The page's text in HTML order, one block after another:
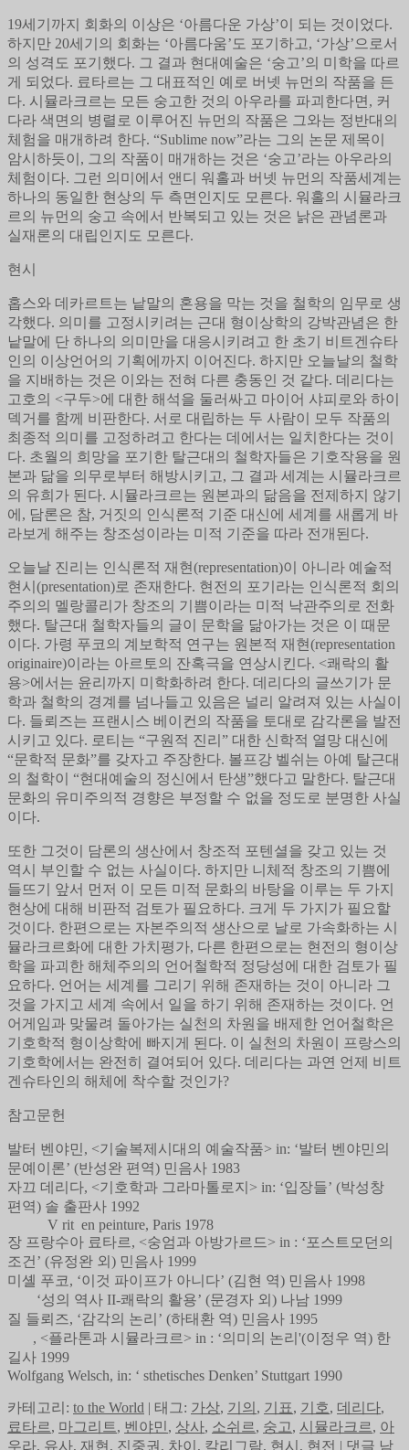
19세기까지 회화의 이상은 ‘아름다운 가상’이 되는 것이었다.
하지만 20세기의 회화는 ‘아름다움’도 포기하고, ‘가상’으로서
의 성격도 포기했다. 그 결과 현대예술은 ‘숭고’의 미학을 따르
게 되었다. 료타르는 그 대표적인 예로 버넷 뉴먼의 작품을 든
다. 시뮬라크르는 모든 숭고한 것의 아우라를 파괴한다면, 커
다라 색면의 병렬로 이루어진 뉴먼의 작품은 그와는 정반대의
체험을 매개하려 한다. “Sublime now”라는 그의 논문 제목이
암시하듯이, 그의 작품이 매개하는 것은 ‘숭고’라는 아우라의
체험이다. 그런 의미에서 앤디 워홀과 버넷 뉴먼의 작품세계는
하나의 동일한 현상의 두 측면인지도 모른다. 워홀의 시뮬라크
르의 뉴먼의 숭고 속에서 반복되고 있는 것은 낡은 관념론과
실재론의 대립인지도 모른다.
현시
홉스와 데카르트는 낱말의 혼용을 막는 것을 철학의 임무로 생
각했다. 의미를 고정시키려는 근대 형이상학의 강박관념은 한
낱말에 단 하나의 의미만을 대응시키려고 한 초기 비트겐슈타
인의 이상언어의 기획에까지 이어진다. 하지만 오늘날의 철학
을 지배하는 것은 이와는 전혀 다른 충동인 것 같다. 데리다는
고호의 <구두>에 대한 해석을 둘러싸고 마이어 샤피로와 하이
덱거를 함께 비판한다. 서로 대립하는 두 사람이 모두 작품의
최종적 의미를 고정하려고 한다는 데에서는 일치한다는 것이
다. 초월의 희망을 포기한 탈근대의 철학자들은 기호작용을 원
본과 닮을 의무로부터 해방시키고, 그 결과 세계는 시뮬라크르
의 유희가 된다. 시뮬라크르는 원본과의 닮음을 전제하지 않기
에, 담론은 참, 거짓의 인식론적 기준 대신에 세계를 새롭게 바
라보게 해주는 창조성이라는 미적 기준을 따라 전개된다.
오늘날 진리는 인식론적 재현(representation)이 아니라 예술적
현시(presentation)로 존재한다. 현전의 포기라는 인식론적 회의
주의의 멜랑콜리가 창조의 기쁨이라는 미적 낙관주의로 전화
했다. 탈근대 철학자들의 글이 문학을 닮아가는 것은 이 때문
이다. 가령 푸코의 계보학적 연구는 원본적 재현(representation
originaire)이라는 아르토의 잔혹극을 연상시킨다. <쾌락의 활
용>에서는 윤리까지 미학화하려 한다. 데리다의 글쓰기가 문
학과 철학의 경계를 넘나들고 있음은 널리 알려져 있는 사실이
다. 들뢰즈는 프랜시스 베이컨의 작품을 토대로 감각론을 발전
시키고 있다. 로티는 “구원적 진리” 대한 신학적 열망 대신에
“문학적 문화”를 갖자고 주장한다. 볼프강 벨쉬는 아예 탈근대
의 철학이 “현대예술의 정신에서 탄생”했다고 말한다. 탈근대
문화의 유미주의적 경향은 부정할 수 없을 정도로 분명한 사실
이다.
또한 그것이 담론의 생산에서 창조적 포텐셜을 갖고 있는 것
역시 부인할 수 없는 사실이다. 하지만 니체적 창조의 기쁨에
들뜨기 앞서 먼저 이 모든 미적 문화의 바탕을 이루는 두 가지
현상에 대해 비판적 검토가 필요하다. 크게 두 가지가 필요할
것이다. 한편으로는 자본주의적 생산으로 날로 가속화하는 시
뮬라크르화에 대한 가치평가, 다른 한편으로는 현전의 형이상
학을 파괴한 해체주의의 언어철학적 정당성에 대한 검토가 필
요하다. 언어는 세계를 그리기 위해 존재하는 것이 아니라 그
것을 가지고 세계 속에서 일을 하기 위해 존재하는 것이다. 언
어게임과 맞물려 돌아가는 실천의 차원을 배제한 언어철학은
기호학적 형이상학에 빠지게 된다. 이 실천의 차원이 프랑스의
기호학에서는 완전히 결여되어 있다. 데리다는 과연 언제 비트
겐슈타인의 해체에 착수할 것인가?
참고문헌
발터 벤야민, <기술복제시대의 예술작품> in: ‘발터 벤야민의
문예이론’ (반성완 편역) 민음사 1983
자끄 데리다, <기호학과 그라마톨로지> in: ‘입장들’ (박성창
편역) 솔 출판사 1992
V rit en peinture, Paris 1978
장 프랑수아 료타르, <숭엄과 아방가르드> in : ‘포스트모던의
조건’ (유정완 외) 민음사 1999
미셸 푸코, ‘이것 파이프가 아니다’ (김현 역) 민음사 1998
‘성의 역사 II-쾌락의 활용’ (문경자 외) 나남 1999
질 들뢰즈, ‘감각의 논리’ (하태환 역) 민음사 1995
, <플라톤과 시뮬라크르> in : ‘의미의 논리'(이정우 역) 한
길사 1999
Wolfgang Welsch, in: ‘ sthetisches Denken’ Stuttgart 1990
카테고리: to the World | 태그: 가상, 기의 , 기표, 기호, 데리다,
료타르, 마그리트 , 벤야민 , 상사, 소쉬르, 숭고, 시뮬라크르, 아
우라, 유사, 재현 , 진중권 , 차이 , 칼리그람, 현시 , 현전 | 댓글 남